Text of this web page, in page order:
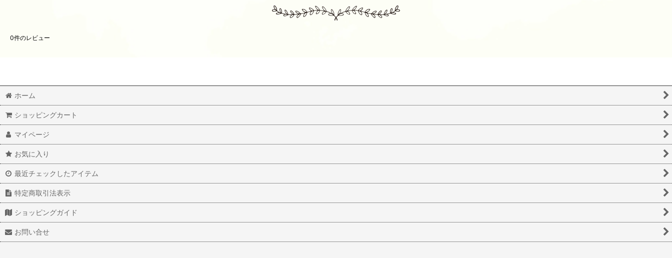
0件のレビュー
ホーム
ショッピングカート
マイページ
お気に入り
最近チェックしたアイテム
特定商取引法表示
ショッピングガイド
お問い合せ